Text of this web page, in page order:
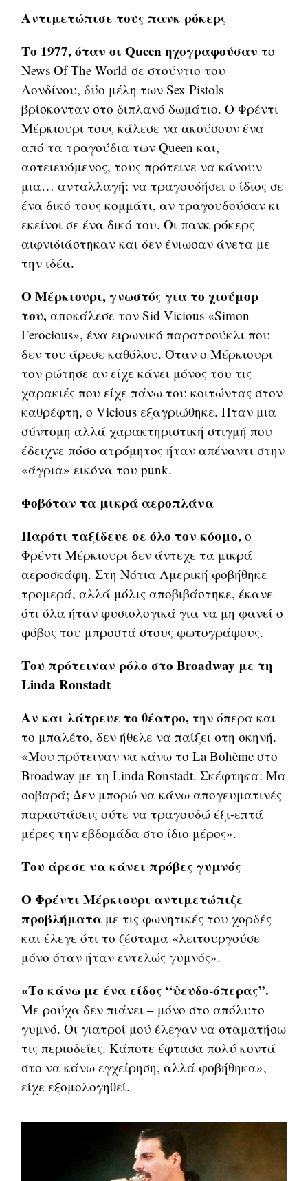
Αντιμετώπισε τους πανκ ρόκερς
Το 1977, όταν οι Queen ηχογραφούσαν το
News Of The World σε στούντιο του
Λονδίνου, δύο μέλη των Sex Pistols
βρίσκονταν στο διπλανό δωμάτιο. Ο Φρέντι
Μέρκιουρι τους κάλεσε να ακούσουν ένα
από τα τραγούδια των Queen και,
αστειευόμενος, τους πρότεινε να κάνουν
μια… ανταλλαγή: να τραγουδήσει ο ίδιος σε
ένα δικό τους κομμάτι, αν τραγουδούσαν κι
εκείνοι σε ένα δικό του. Οι πανκ ρόκερς
αιφνιδιάστηκαν και δεν ένιωσαν άνετα με
την ιδέα.
Ο Μέρκιουρι, γνωστός για το χιούμορ
του, αποκάλεσε τον Sid Vicious «Simon
Ferocious», ένα ειρωνικό παρατσούκλι που
δεν του άρεσε καθόλου. Όταν ο Μέρκιουρι
τον ρώτησε αν είχε κάνει μόνος του τις
χαρακιές που είχε πάνω του κοιτώντας στον
καθρέφτη, ο Vicious εξαγριώθηκε. Ήταν μια
σύντομη αλλά χαρακτηριστική στιγμή που
έδειχνε πόσο ατρόμητος ήταν απέναντι στην
«άγρια» εικόνα του punk.
Φοβόταν τα μικρά αεροπλάνα
Παρότι ταξίδευε σε όλο τον κόσμο, ο
Φρέντι Μέρκιουρι δεν άντεχε τα μικρά
αεροσκάφη. Στη Νότια Αμερική φοβήθηκε
τρομερά, αλλά μόλις αποβιβάστηκε, έκανε
ότι όλα ήταν φυσιολογικά για να μη φανεί ο
φόβος του μπροστά στους φωτογράφους.
Του πρότειναν ρόλο στο Broadway με τη
Linda Ronstadt
Αν και λάτρευε το θέατρο, την όπερα και
το μπαλέτο, δεν ήθελε να παίξει στη σκηνή.
«Μου πρότειναν να κάνω το La Bohème στο
Broadway με τη Linda Ronstadt. Σκέφτηκα: Μα
σοβαρά; Δεν μπορώ να κάνω απογευματινές
παραστάσεις ούτε να τραγουδώ έξι-επτά
μέρες την εβδομάδα στο ίδιο μέρος».
Του άρεσε να κάνει πρόβες γυμνός
Ο Φρέντι Μέρκιουρι αντιμετώπιζε
προβλήματα με τις φωνητικές του χορδές
και έλεγε ότι το ζέσταμα «λειτουργούσε
μόνο όταν ήταν εντελώς γυμνός».
«Το κάνω με ένα είδος “ψευδο-όπερας”.
Με ρούχα δεν πιάνει – μόνο στο απόλυτο
γυμνό. Οι γιατροί μού έλεγαν να σταματήσω
τις περιοδείες. Κάποτε έφτασα πολύ κοντά
στο να κάνω εγχείρηση, αλλά φοβήθηκα»,
είχε εξομολογηθεί.